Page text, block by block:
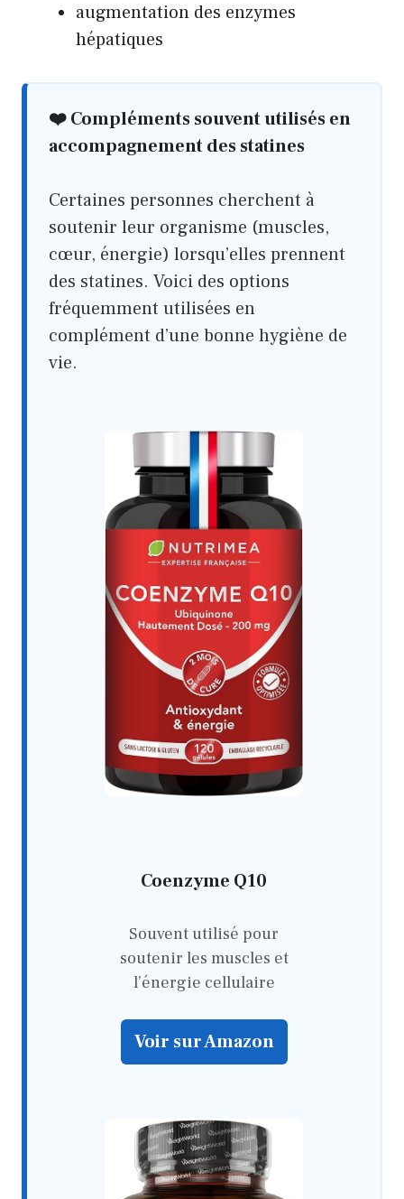
augmentation des enzymes
hépatiques
❤️ Compléments souvent utilisés en
accompagnement des statines
Certaines personnes cherchent à
soutenir leur organisme (muscles,
cœur, énergie) lorsqu’elles prennent
des statines. Voici des options
fréquemment utilisées en
complément d’une bonne hygiène de
vie.
Coenzyme Q10
Souvent utilisé pour
soutenir les muscles et
l’énergie cellulaire
Voir sur Amazon